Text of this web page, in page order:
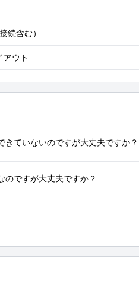
続含む）
ウト
きていないのですが大丈夫ですか？
のですが大丈夫ですか？